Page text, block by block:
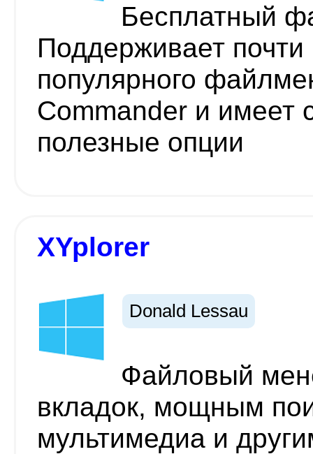
Бесплатный
Поддерживает
популярного
Commander и имеет
полезные опции
XYplorer
Donald Lessau
Файловый
вкладок, мощным
мультимедиа и